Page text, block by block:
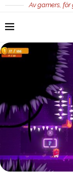
Av gamers, för